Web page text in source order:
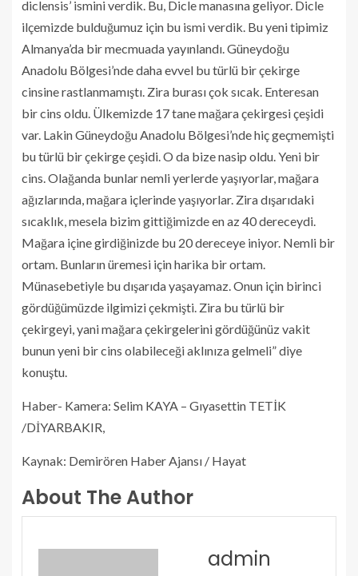
diclensis’ ismini verdik. Bu, Dicle manasına geliyor. Dicle
ilçemizde bulduğumuz için bu ismi verdik. Bu yeni tipimiz
Almanya’da bir mecmuada yayınlandı. Güneydoğu
Anadolu Bölgesi’nde daha evvel bu türlü bir çekirge
cinsine rastlanmamıştı. Zira burası çok sıcak. Enteresan
bir cins oldu. Ülkemizde 17 tane mağara çekirgesi çeşidi
var. Lakin Güneydoğu Anadolu Bölgesi’nde hiç geçmemişti
bu türlü bir çekirge çeşidi. O da bize nasip oldu. Yeni bir
cins. Olağanda bunlar nemli yerlerde yaşıyorlar, mağara
ağızlarında, mağara içlerinde yaşıyorlar. Zira dışarıdaki
sıcaklık, mesela bizim gittiğimizde en az 40 dereceydi.
Mağara içine girdiğinizde bu 20 dereceye iniyor. Nemli bir
ortam. Bunların üremesi için harika bir ortam.
Münasebetiyle bu dışarıda yaşayamaz. Onun için birinci
gördüğümüzde ilgimizi çekmişti. Zira bu türlü bir
çekirgeyi, yani mağara çekirgelerini gördüğünüz vakit
bunun yeni bir cins olabileceği aklınıza gelmeli” diye
konuştu.
Haber- Kamera: Selim KAYA – Gıyasettin TETİK
/DİYARBAKIR,
Kaynak: Demirören Haber Ajansı / Hayat
About The Author
admin